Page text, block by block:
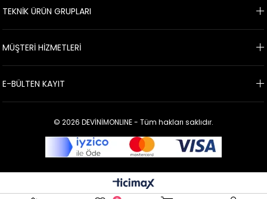
TEKNİK ÜRÜN GRUPLARI
MÜŞTERİ HİZMETLERİ
E-BÜLTEN KAYIT
© 2026 DEVİNİMONLINE - Tüm hakları saklıdır.